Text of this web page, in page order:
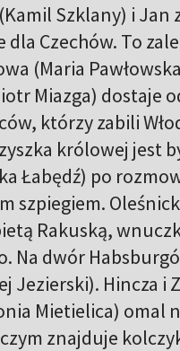
Szklany) i
Czechów. To
(Maria
Miazga) dostaje
którzy zabili
królowej jest
Łabędź) po
szpiegiem.
Rakuską,
Na dwór
Jezierski). Hincza i
Mietielica) omal
znajduje